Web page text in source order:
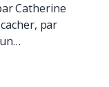
Catherine
par